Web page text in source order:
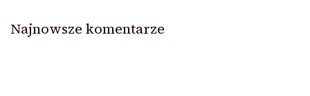
Najnowsze komentarze